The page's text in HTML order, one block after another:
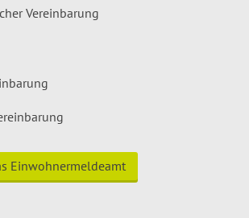
Vereinbarung
Einwohnermeldeamt